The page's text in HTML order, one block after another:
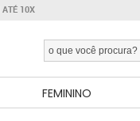
ATÉ 10X
FEMININO